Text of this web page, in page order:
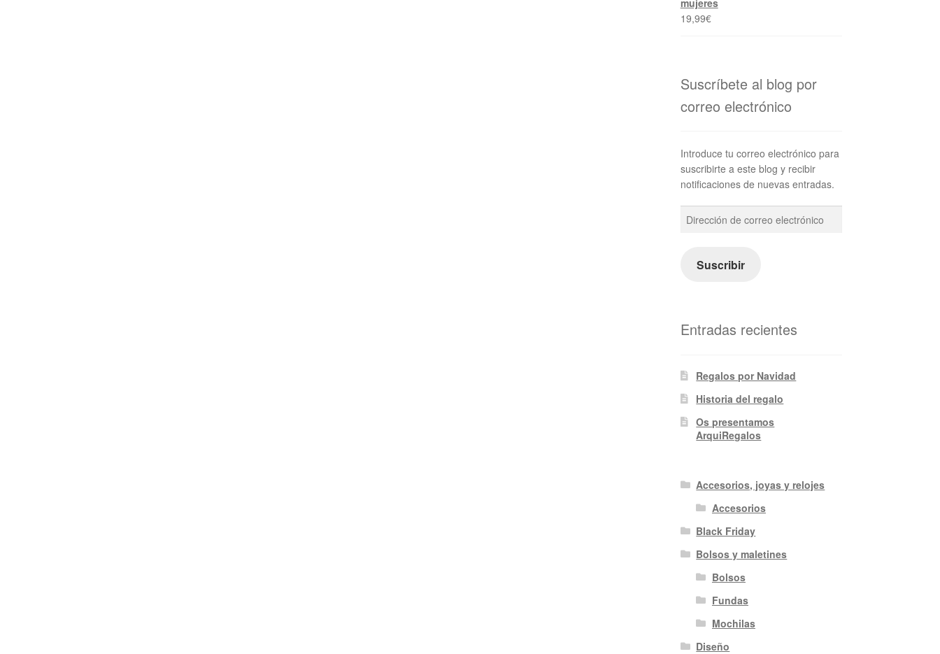
19,99€
Suscríbete al blog por
correo electrónico
Introduce tu correo electrónico para
suscribirte a este blog y recibir
notificaciones de nuevas entradas.
Dirección
de
electrónico
Suscribir
Entradas recientes
Regalos por Navidad
Historia del regalo
Os presentamos
ArquiRegalos
Accesorios, joyas y relojes
Accesorios
Black Friday
Bolsos y maletines
Bolsos
Fundas
Mochilas
Diseño